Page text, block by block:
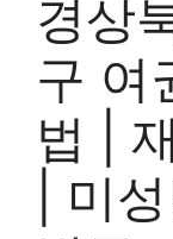
경상
구 여
법 |
| 미